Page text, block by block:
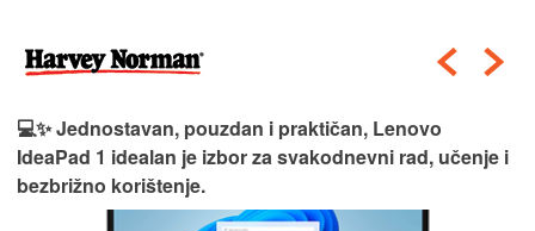
💻✨ Jednostavan, pouzdan i praktičan, Lenovo
IdeaPad 1 idealan je izbor za svakodnevni rad, učenje i
bezbrižno korištenje.